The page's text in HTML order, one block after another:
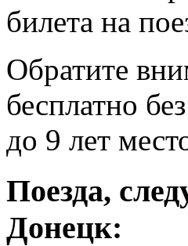
билета на
Обратите
бесплатно
до 9 лет
Поезда,
Донецк: